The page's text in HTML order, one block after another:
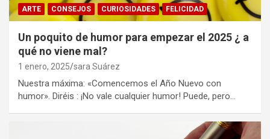
ARTE CONSEJOS CURIOSIDADES FELICIDAD
Un poquito de humor para empezar el 2025 ¿ a
qué no viene mal?
1 enero, 2025 sara Suárez
Nuestra máxima: «Comencemos el Año Nuevo con
humor». Diréis : ¡No vale cualquier humor! Puede, pero…